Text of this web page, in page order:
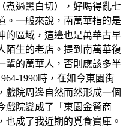
煮過黑白切），好喝得亂七
。一般來說，南萬華指的是
的區域，這邊也是萬華古早
陌生的老店。提到南萬華復
輩的萬華人，否則應該多半
1990時，在如今東園街
戲院周邊自然而然形成一個
戲院變成了「東園金贊商
也成了我近期的覓食寶庫。